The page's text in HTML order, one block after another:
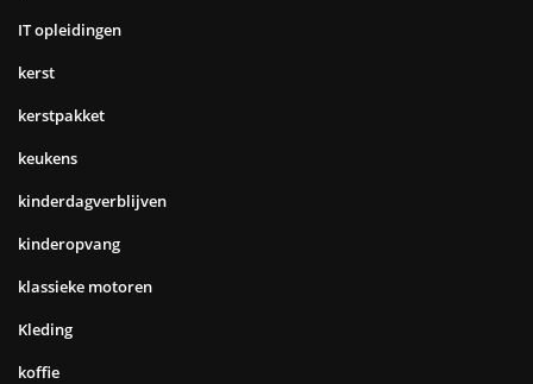
IT opleidingen
kerst
kerstpakket
keukens
kinderdagverblijven
kinderopvang
klassieke motoren
Kleding
koffie